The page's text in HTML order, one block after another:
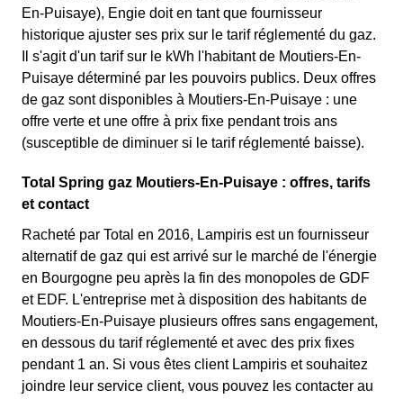
En-Puisaye), Engie doit en tant que fournisseur
historique ajuster ses prix sur le tarif réglementé du gaz.
Il s'agit d'un tarif sur le kWh l'habitant de Moutiers-En-
Puisaye déterminé par les pouvoirs publics. Deux offres
de gaz sont disponibles à Moutiers-En-Puisaye : une
offre verte et une offre à prix fixe pendant trois ans
(susceptible de diminuer si le tarif réglementé baisse).
Total Spring gaz Moutiers-En-Puisaye : offres, tarifs
et contact
Racheté par Total en 2016, Lampiris est un fournisseur
alternatif de gaz qui est arrivé sur le marché de l'énergie
en Bourgogne peu après la fin des monopoles de GDF
et EDF. L'entreprise met à disposition des habitants de
Moutiers-En-Puisaye plusieurs offres sans engagement,
en dessous du tarif réglementé et avec des prix fixes
pendant 1 an. Si vous êtes client Lampiris et souhaitez
joindre leur service client, vous pouvez les contacter au